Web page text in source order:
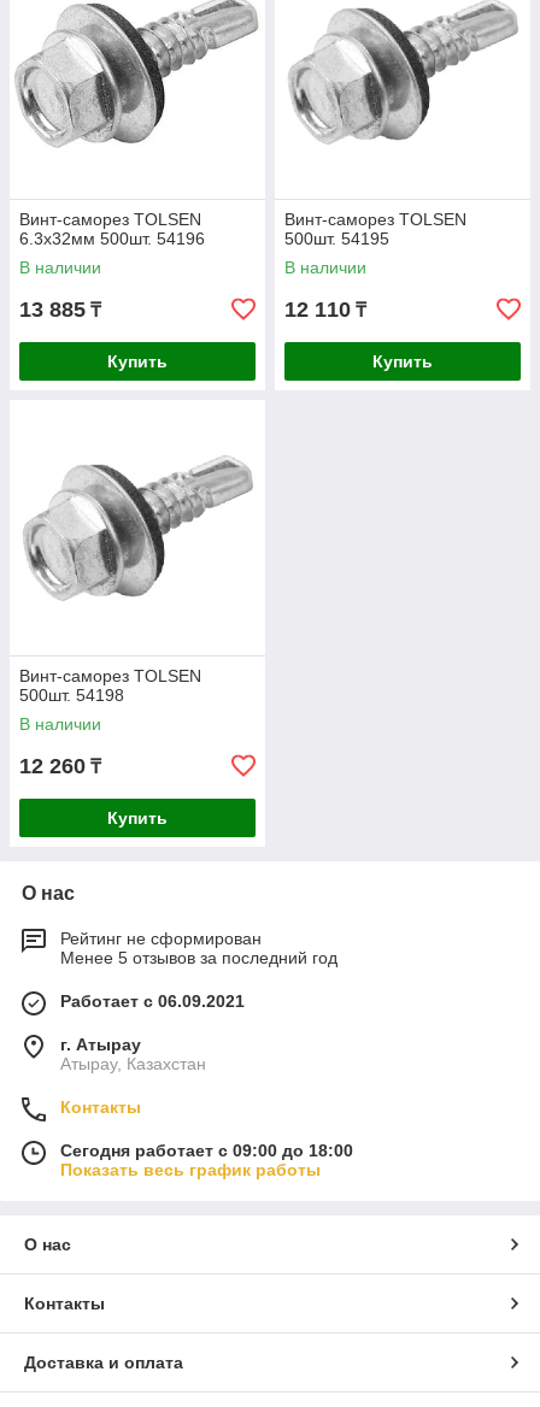
Винт-саморез TOLSEN
6.3х32мм 500шт. 54196
В наличии
13 885 ₸
Купить
Винт-саморез TOLSEN
500шт. 54195
В наличии
12 110 ₸
Купить
Винт-саморез TOLSEN
500шт. 54198
В наличии
12 260 ₸
Купить
О нас
Рейтинг не сформирован
Менее 5 отзывов за последний год
Работает с 06.09.2021
г. Атырау
Атырау, Казахстан
Контакты
Сегодня работает с 09:00 до 18:00
Показать весь график работы
О нас
Контакты
Доставка и оплата